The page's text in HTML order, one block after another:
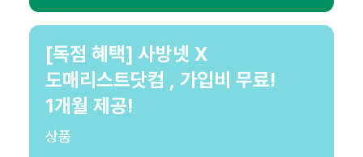
[독점 혜택] 사방넷 X
도매리스트닷컴 , 가입비 무료!
1개월 제공!
상품